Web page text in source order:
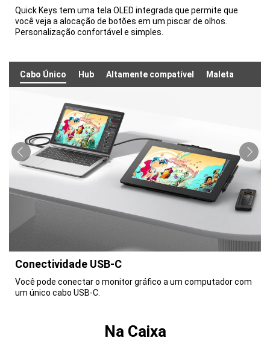
Quick Keys tem uma tela OLED integrada que permite que
você veja a alocação de botões em um piscar de olhos.
Personalização confortável e simples.
Cabo Único Hub Altamente compatível Maleta
Conectividade USB-C
Você pode conectar o monitor gráfico a um computador com
um único cabo USB-C.
Na Caixa